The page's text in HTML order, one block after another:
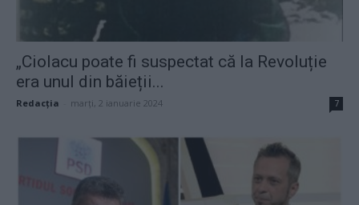
„Ciolacu poate fi suspectat că la Revoluție
era unul din băieții...
Redacţia marți, 2 ianuarie 2024 7